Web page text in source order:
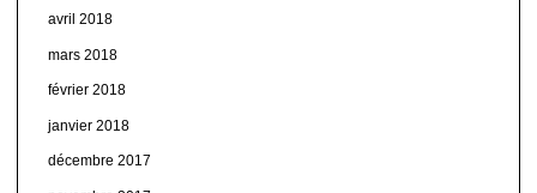
avril 2018
mars 2018
février 2018
janvier 2018
décembre 2017